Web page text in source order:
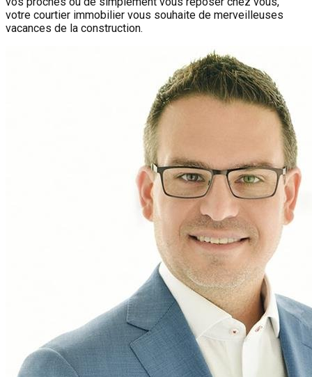
votre courtier immobilier vous souhaite de merveilleuses
vacances de la construction.